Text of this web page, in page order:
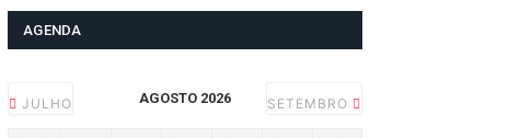
AGENDA
JULHO AGOSTO 2026 SETEMBRO